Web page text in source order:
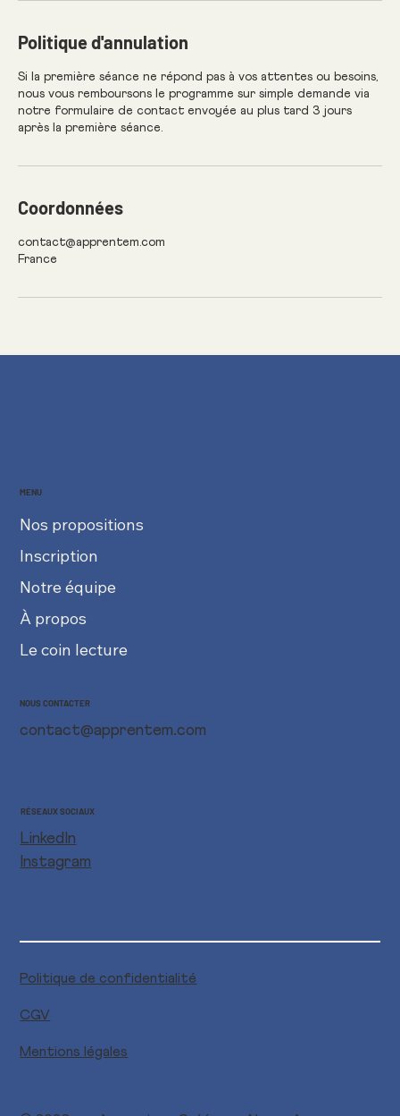
Politique d'annulation
Si la première séance ne répond pas à vos attentes ou besoins,
nous vous remboursons le programme sur simple demande via
notre formulaire de contact envoyée au plus tard 3 jours
après la première séance.
Coordonnées
contact@apprentem.com
France
Mentions légales
Politique de confidentialité
CGV
MENU
Nos propositions
Inscription
Notre équipe
À propos
Le coin lecture
NOUS CONTACTER
contact@apprentem.com
RÉSEAUX SOCIAUX
LinkedIn
Instagram